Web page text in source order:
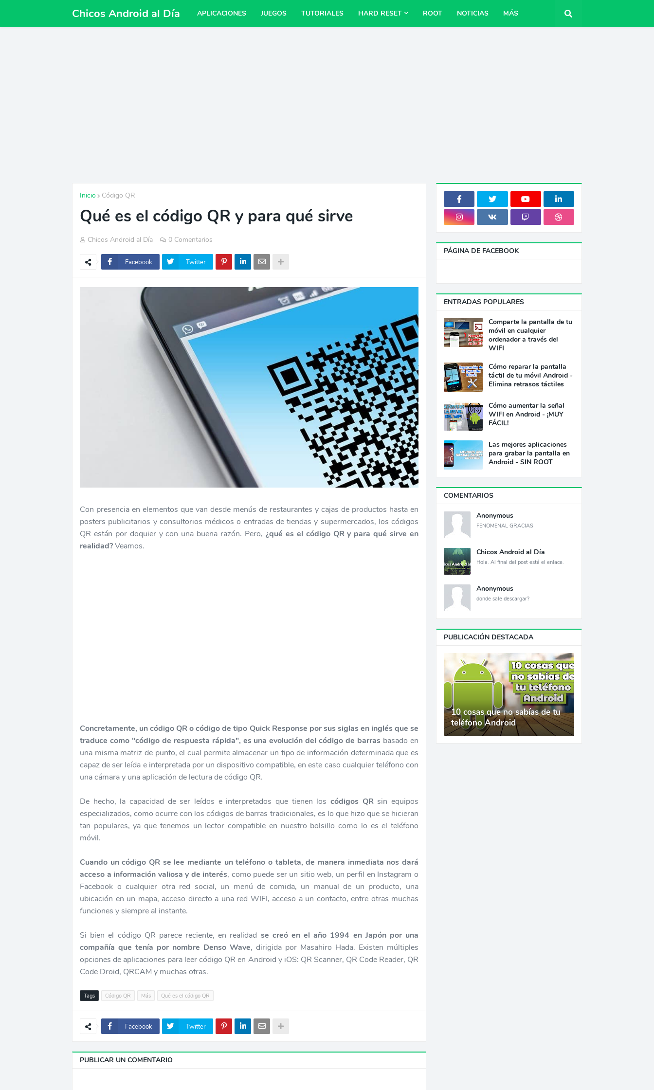
Chicos Android al Día APLICACIONES JUEGOS TUTORIALES HARD RESET ROOT NOTICIAS MÁS
Inicio Código QR
Qué es el código QR y para qué sirve
Chicos Android al Día 0 Comentarios
Facebook Twitter
Con presencia en elementos que van desde menús de restaurantes y cajas de productos hasta en
posters publicitarios y consultorios médicos o entradas de tiendas y supermercados, los códigos
QR están por doquier y con una buena razón. Pero, ¿qué es el código QR y para qué sirve en
realidad?Veamos.
Concretamente, un código QR o código de tipo Quick Response por sus siglas en inglés que se
traduce como "código de respuesta rápida", es una evolución del código de barras basado en
una misma matriz de punto, el cual permite almacenar un tipo de información determinada que es
capaz de ser leída e interpretada por un dispositivo compatible, en este caso cualquier teléfono con
una cámara y una aplicación de lectura de código QR.
De hecho, la capacidad de ser leídos e interpretados que tienen los códigos QRsin equipos
especializados, como ocurre con los códigos de barras tradicionales, es lo que hizo que se hicieran
tan populares, ya que tenemos un lector compatible en nuestro bolsillo como lo es el teléfono
móvil.
Cuando un código QR se lee mediante un teléfono o tableta, de manera inmediata nos dará
acceso a información valiosa y de interés, como puede ser un sitio web, un perfil en Instagram o
Facebook o cualquier otra red social, un menú de comida, un manual de un producto, una
ubicación en un mapa, acceso directo a una red WIFI, acceso a un contacto, entre otras muchas
funciones y siempre al instante.
Si bien el código QR parece reciente, en realidad se creó en el año 1994 en Japón por una
compañía que tenía por nombre Denso Wave, dirigida por Masahiro Hada. Existen múltiples
opciones de aplicaciones para leer código QR en Android y iOS: QR Scanner, QR Code Reader, QR
Code Droid, QRCAM y muchas otras.
Tags Código QR Más Qué es el código QR
Facebook Twitter
PUBLICAR UN COMENTARIO
PÁGINA DE FACEBOOK
ENTRADAS POPULARES
Comparte la pantalla de tu
móvil en cualquier
ordenador a través del
WIFI
Cómo reparar la pantalla
táctil de tu móvil Android -
Elimina retrasos táctiles
Cómo aumentar la señal
WIFI en Android - ¡MUY
FÁCIL!
Las mejores aplicaciones
para grabar la pantalla en
Android - SIN ROOT
COMENTARIOS
Anonymous
FENOMENAL GRACIAS
Chicos Android al Día
Hola. Al final del post está el enlace.
Anonymous
donde sale descargar?
PUBLICACIÓN DESTACADA
10 cosas que no sabías de tu
teléfono Android